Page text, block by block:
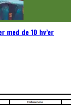
med de 10 hv’er